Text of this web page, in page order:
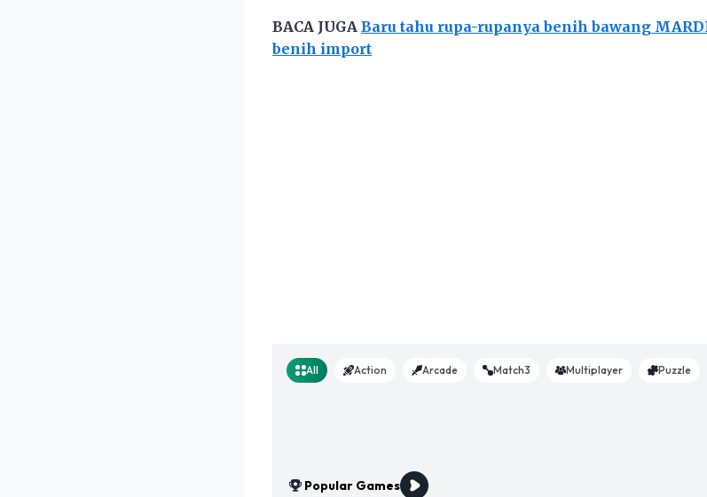
BACA JUGA Baru tahu rupa-rupanya benih bawang
benih import